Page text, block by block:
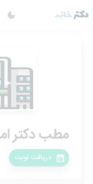
مطب دکتر
دریافت نوبت